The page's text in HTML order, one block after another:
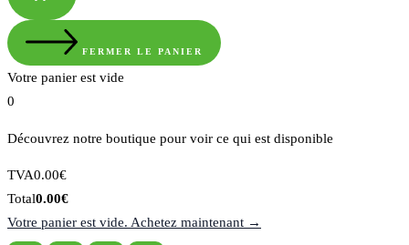
FERMER LE PANIER
Votre panier est vide
0
Découvrez notre boutique pour voir ce qui est disponible
Montant
de
la
TVA0.00€
Total
du
Total0.00€
Votre panier est vide. Achetez maintenant →